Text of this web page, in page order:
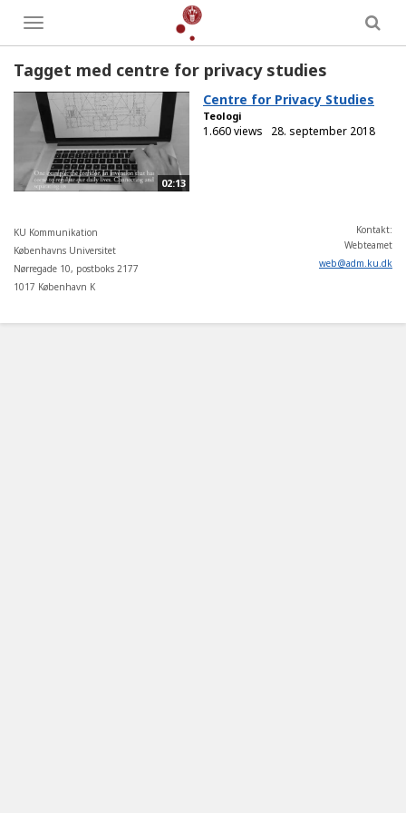
Toggle
menu
Tagget med centre for privacy studies
02:13
Centre for Privacy Studies
Teologi
1.660 views 28. september 2018
KU Kommunikation
Københavns Universitet
Nørregade 10, postboks 2177
1017 København K
Kontakt:
Webteamet
web@adm.ku.dk